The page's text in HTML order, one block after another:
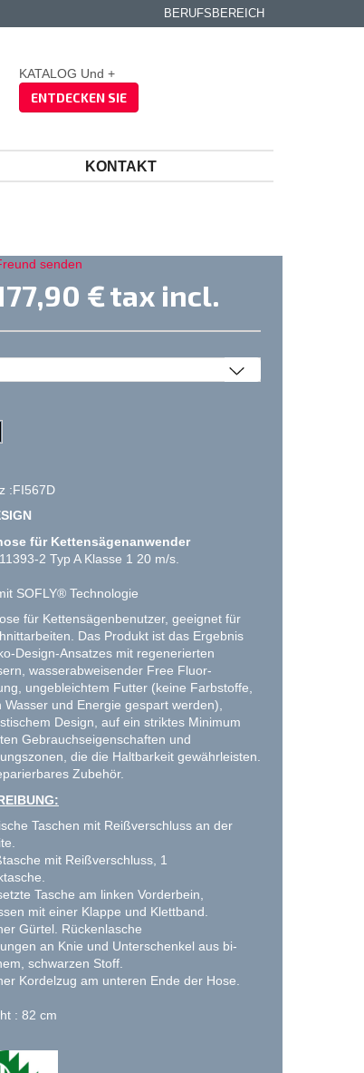
BERUFSBEREICH
KATALOG Und +
ENTDECKEN SIE
KONTAKT
senden
€tax incl.
:FI567D
für Kettensägenanwender
2 Typ A Klasse 1 20 m/s.
SOFLY® Technologie
für Kettensägenbenutzer, geeignet für
Das Produkt ist das Ergebnis
Design-Ansatzes mit regenerierten
wasserabweisender Free Fluor-
ungebleichtem Futter (keine Farbstoffe,
Wasser und Energie gespart werden),
Design, auf ein striktes Minimum
Gebrauchseigenschaften und
die die Haltbarkeit gewährleisten.
Zubehör.
Taschen mit Reißverschluss an der
mit Reißverschluss, 1
Tasche am linken Vorderbein,
mit einer Klappe und Klettband.
Gürtel. Rückenlasche
an Knie und Unterschenkel aus bi-
schwarzen Stoff.
Kordelzug am unteren Ende der Hose.
: 82 cm